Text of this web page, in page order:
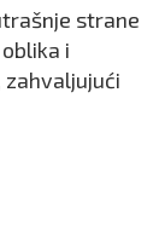
strane
i
zahvaljujući